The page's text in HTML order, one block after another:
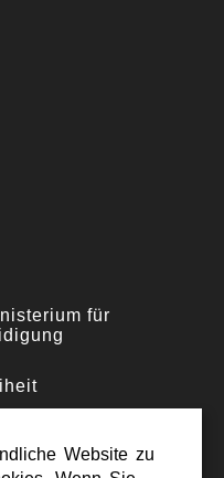
für
Website zu